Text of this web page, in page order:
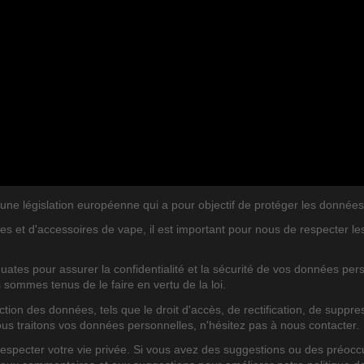
BLOG POSTS RECENTS
législation européenne qui a pour objectif de protéger les
et d'accessoires de vape, il est important pour nous de respecter
pour assurer la confidentialité et la sécurité de vos données
tenus de le faire en vertu de la loi.
des données, tels que le droit d'accès, de rectification, de
traitons vos données personnelles, n'hésitez pas à nous contacter.
votre vie privée. Si vous avez des suggestions ou des